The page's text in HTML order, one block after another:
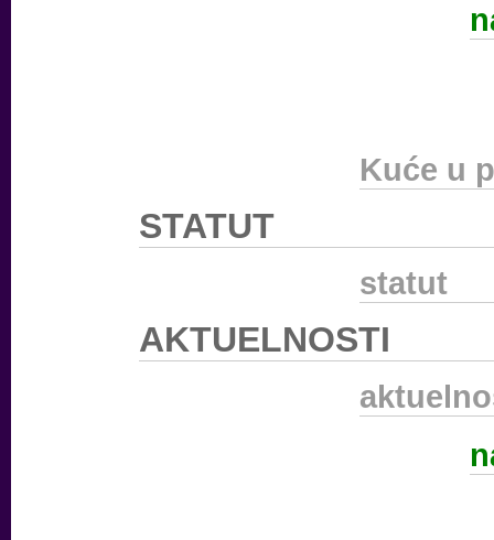
Kuće u
STATUT
statut
AKTUELNOSTI